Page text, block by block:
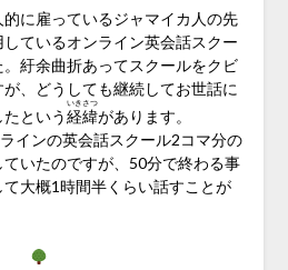
的に雇っているジャマイカ人の先
ているオンライン英会話スクー
紆余曲折あってスクールをクビ
、どうしても継続してお世話に
という経緯
いきさつ
があります。
インの英会話スクール2コマ分の
いたのですが、50分で終わる事
大概1時間半くらい話すことが